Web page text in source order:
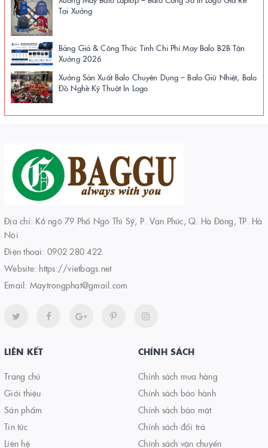
Tại Xưởng
Bảng Giá & Công Thức Tính Chi Phí May Balo B2B Tận
Xưởng 2026
Xưởng Sản Xuất Balo Chuyên Dụng – Balo Giữ Nhiệt, Balo
Đồ Nghề Kỹ Thuật In Logo
Địa chỉ: K6 ngõ 79 Phố Ngô Thì Sỹ, P. Vạn Phúc, Q. Hà Đông, TP. Hà
Nội
Điện thoại: 0902 280 422
Website: https://vietbags.net
Email: Maytrongphat@gmail.com
LIÊN KẾT
Trang chủ
Giới thiệu
Sản phẩm
Tin tức
Liên hệ
CHÍNH SÁCH
Chính sách mua hàng
Chính sách bảo hành
Chính sách bảo mật
Chính sách đổi trả
Chính sách vận chuyển